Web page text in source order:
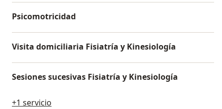
Psicomotricidad
Visita domiciliaria Fisiatría y Kinesiología
Sesiones sucesivas Fisiatría y Kinesiología
+1 servicio